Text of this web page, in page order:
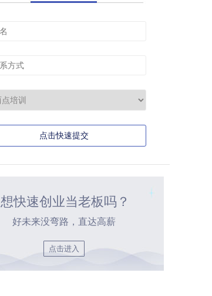
点击快速提交
想快速创业当老板吗？
好未来没弯路，直达高薪
点击进入